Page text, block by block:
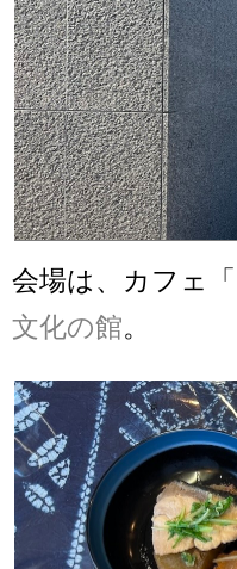
会場は、カフェ「
文化の館。